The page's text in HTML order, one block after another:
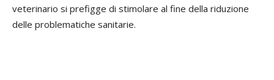
veterinario si prefigge di stimolare al fine della riduzione
delle problematiche sanitarie.